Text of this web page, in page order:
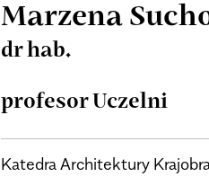
Marzena
dr hab.
profesor Uczelni
Katedra Architektury